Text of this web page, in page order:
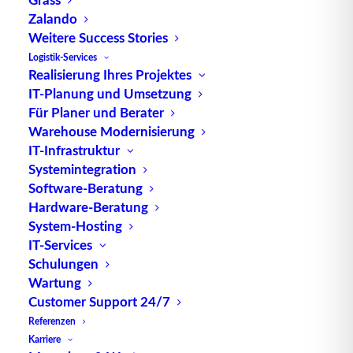
Zalando
Weitere Success Stories
Logistik-Services
Realisierung Ihres Projektes
IT-Planung und Umsetzung
Für Planer und Berater
Warehouse Modernisierung
IT-Infrastruktur
Systemintegration
Software-Beratung
Hardware-Beratung
System-Hosting
IT-Services
Schulungen
Wartung
Customer Support 24/7
Referenzen
Karriere
wird. Vgl. Mittelpunkt-Heuristik und Mäander-
Heuristik.
Quelle: logipedia / Fraunhofer IML
TUP GmbH & Co. KG
Die kombinierbare Lagerverwaltungs-Software von
TUP, liefert dank ihrer Flexibilität immer die
effektivste Lösung und ist zudem in hohem Maße
wiederverwendbar.